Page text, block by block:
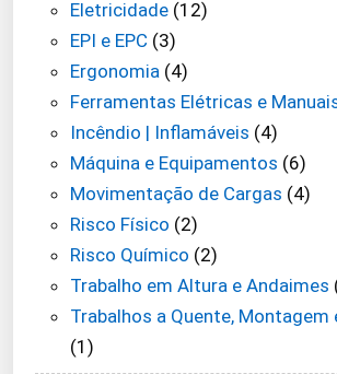
Eletricidade (12)
EPI e EPC (3)
Ergonomia (4)
Ferramentas Elétricas e
Incêndio | Inflamáveis (4)
Máquina e Equipamentos (6)
Movimentação de Cargas (4)
Risco Físico (2)
Risco Químico (2)
Trabalho em Altura e Andaimes
Trabalhos a Quente, Montagem
(1)